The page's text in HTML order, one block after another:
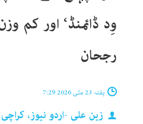
وِد ڈائمنڈ‘ اور کم
رجحان
ہفتہ 23 مئی 2026 7:29
زین علی -اردو نیوز، کراچی